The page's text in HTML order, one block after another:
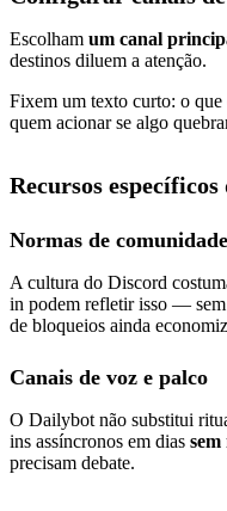
Escolham um canal
destinos diluem a atenção.
Fixem um texto curto: o
quem acionar se algo
Recursos
Normas de comunidade
A cultura do Discord
in podem refletir isso —
de bloqueios ainda
Canais de voz e palco
O Dailybot não substitui
ins assíncronos em dias
precisam debate.